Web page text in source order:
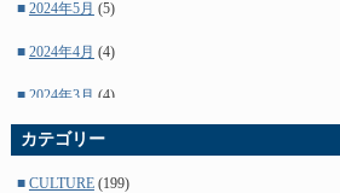
■ 2024年5月 (5)
■ 2024年4月 (4)
■ 2024年3月 (4)
■2024年2月(5)
■ 2024年1月(4)
カテゴリー
■ CULTURE(199)